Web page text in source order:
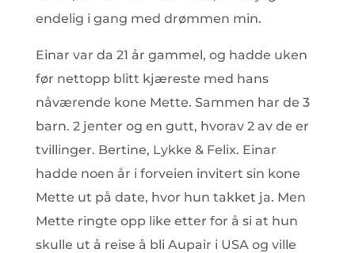
endelig i gang med drømmen min.
Einar var da 21 år gammel, og hadde uken
før nettopp blitt kjæreste med hans
nåværende kone Mette. Sammen har de 3
barn. 2 jenter og en gutt, hvorav 2 av de er
tvillinger. Bertine, Lykke & Felix. Einar
hadde noen år i forveien invitert sin kone
Mette ut på date, hvor hun takket ja. Men
Mette ringte opp like etter for å si at hun
skulle ut å reise å bli Aupair i USA og ville